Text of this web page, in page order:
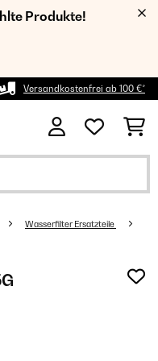
Produkte!
Versandkostenfrei ab 100 €*
Wasserfilter Ersatzteile